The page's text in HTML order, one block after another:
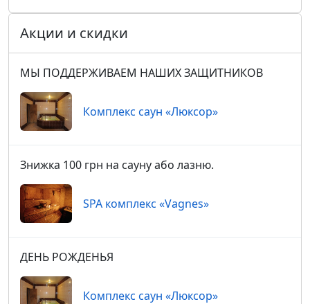
Акции и скидки
МЫ ПОДДЕРЖИВАЕМ НАШИХ ЗАЩИТНИКОВ
Комплекс саун «Люксор»
Знижка 100 грн на сауну або лазню.
SPA комплекс «Vagnes»
ДЕНЬ РОЖДЕНЬЯ
Комплекс саун «Люксор»